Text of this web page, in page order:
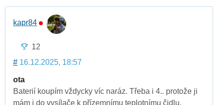
kapr84
12
# 16.12.2025, 18:57
ota
Baterií koupím vždycky víc naráz. Třeba i 4.. protože ji
mám i do vysílače k přízemnímu teplotnímu čidlu.